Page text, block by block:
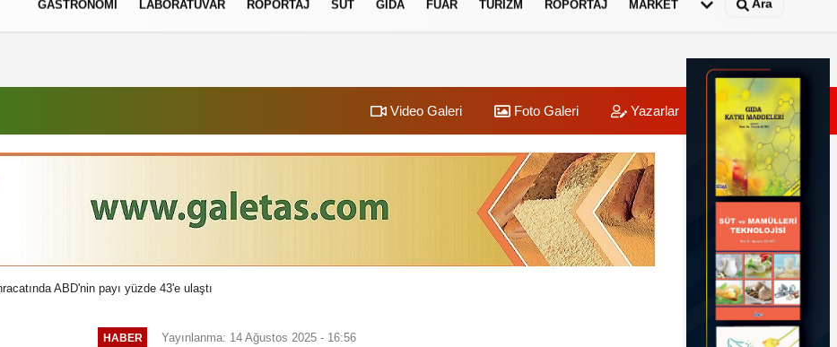
GASTRONOMI LABORATUVAR RÖPORTAJ SÜT GIDA FUAR TURIZM RÖPORTAJ MARKET Ara
Video Galeri Foto Galeri Yazarlar Üye Paneli
ABD'nin payı yüzde 43'e ulaştı
HABER Yayınlanma: 14 Ağustos 2025 - 16:56